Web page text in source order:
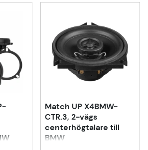
Match UP X4BMW-
CTR.3, 2-vägs
centerhögtalare till
BMW